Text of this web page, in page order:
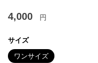
4,000 円
サイズ
ワンサイズ